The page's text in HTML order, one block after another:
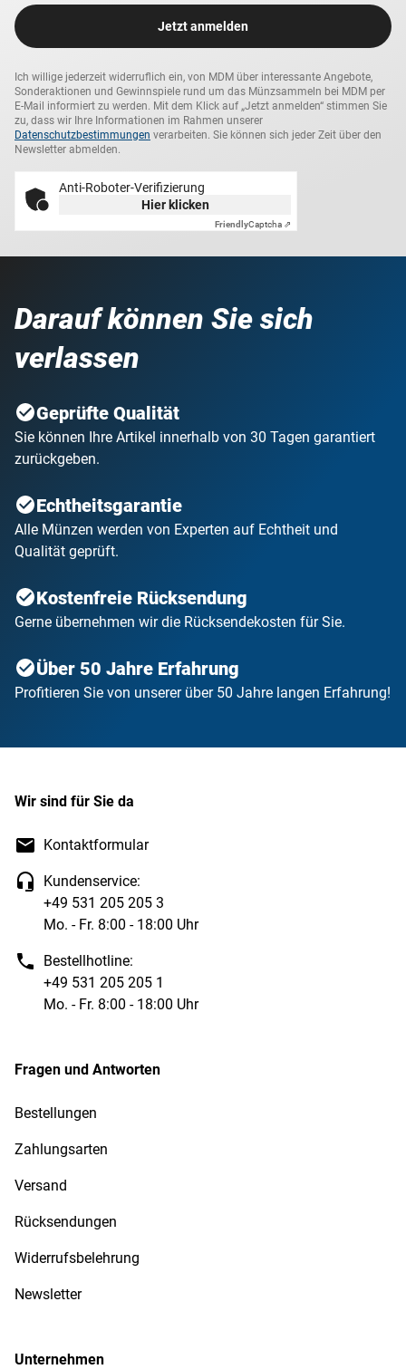
Jetzt anmelden
Ich willige jederzeit widerruflich ein, von MDM über interessante Angebote,
Sonderaktionen und Gewinnspiele rund um das Münzsammeln bei MDM per
E-Mail informiert zu werden. Mit dem Klick auf „Jetzt anmelden“ stimmen Sie
zu, dass wir Ihre Informationen im Rahmen unserer
Datenschutzbestimmungen verarbeiten. Sie können sich jeder Zeit über den
Newsletter abmelden.
Anti-Roboter-Verifizierung
Hier klicken
FriendlyCaptcha ⇗
Darauf können Sie sich
verlassen
Geprüfte Qualität
Sie können Ihre Artikel innerhalb von 30 Tagen garantiert
zurückgeben.
Echtheitsgarantie
Alle Münzen werden von Experten auf Echtheit und
Qualität geprüft.
Kostenfreie Rücksendung
Gerne übernehmen wir die Rücksendekosten für Sie.
Über 50 Jahre Erfahrung
Profitieren Sie von unserer über 50 Jahre langen Erfahrung!
Wir sind für Sie da
Kontaktformular
Kundenservice:
+49 531 205 205 3
Mo. - Fr. 8:00 - 18:00 Uhr
Bestellhotline:
+49 531 205 205 1
Mo. - Fr. 8:00 - 18:00 Uhr
Fragen und Antworten
Bestellungen
Zahlungsarten
Versand
Rücksendungen
Widerrufsbelehrung
Newsletter
Unternehmen